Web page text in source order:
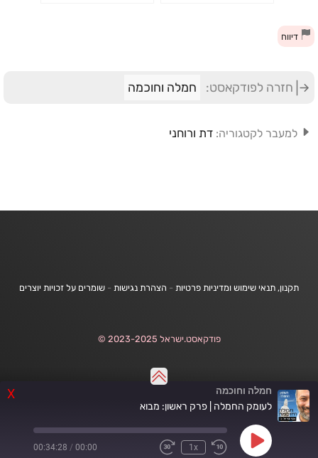
X חמלה וחוכמה
לעומק החמלה | פרק ראשון: מבוא
Play
Rewind
1x
Fast
00:00
/
00:34:28
דיווח
חזרה לפודקאסט: חמלה וחוכמה
למעבר לקטגוריה: דת ורוחני
תקנון, תנאי שימוש ומדיניות פרטיות - הצהרת נגישות - שומרים על זכויות יוצרים
פודקאסט.ישראל 2023-2025 ©